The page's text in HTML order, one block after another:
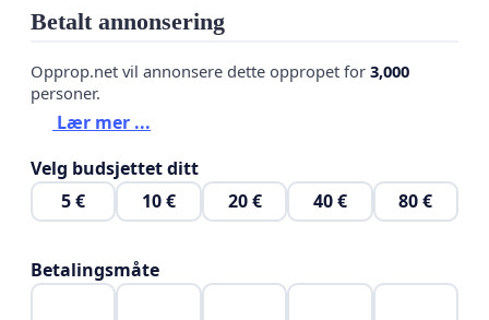
Betalt annonsering
Opprop.net vil annonsere dette oppropet for 3,000
personer.
Lær mer ...
Velg budsjettet ditt
5 €
10 € 20 € 40 € 80 €
Betalingsmåte